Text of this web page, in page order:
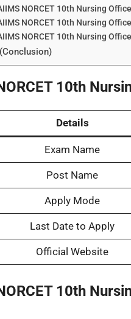
NORCET 10th Nursing
NORCET 10th Nursing
NORCET 10th Nursing
(Conclusion)
10th
Details
Exam Name
Post Name
Apply Mode
Last Date to Apply
Official Website
10th